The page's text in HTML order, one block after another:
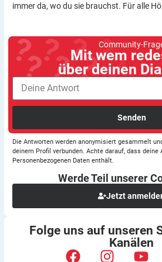
immer da, wo du sie brauchst. Für alle
Community-
Mit wem
über deinen
Senden
Die Antworten werden anonymisiert gesammelt
deinem Profil verbunden. Achte darauf, dass deine
Personenbezogenen Daten enthält.
Werde Teil unserer
Jetzt
Folge uns auf unseren
Kanälen